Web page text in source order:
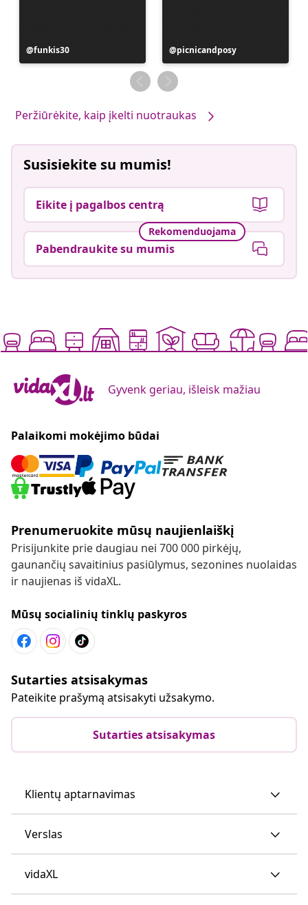
Įrašą
paskelbė
funkis30
Įrašą
paskelbė
picnicandposy
Peržiūrėkite, kaip įkelti nuotraukas
Susisiekite su mumis!
Eikite į pagalbos centrą
Rekomenduojama
Pabendraukite su mumis
Gyvenk geriau, išleisk mažiau
Palaikomi mokėjimo būdai
Prenumeruokite mūsų naujienlaiškį
Prisijunkite prie daugiau nei 700 000 pirkėjų,
gaunančių savaitinius pasiūlymus, sezonines nuolaidas
ir naujienas iš vidaXL.
Mūsų socialinių tinklų paskyros
Sutarties atsisakymas
Pateikite prašymą atsisakyti užsakymo.
Sutarties atsisakymas
Klientų aptarnavimas
Verslas
vidaXL